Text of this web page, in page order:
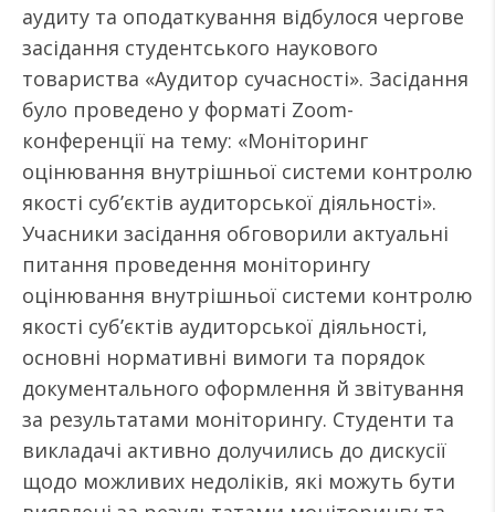
аудиту та оподаткування відбулося чергове
засідання студентського наукового
товариства «Аудитор сучасності». Засідання
було проведено у форматі Zoom-
конференції на тему: «Моніторинг
оцінювання внутрішньої системи контролю
якості суб’єктів аудиторської діяльності».
Учасники засідання обговорили актуальні
питання проведення моніторингу
оцінювання внутрішньої системи контролю
якості суб’єктів аудиторської діяльності,
основні нормативні вимоги та порядок
документального оформлення й звітування
за результатами моніторингу. Студенти та
викладачі активно долучились до дискусії
щодо можливих недоліків, які можуть бути